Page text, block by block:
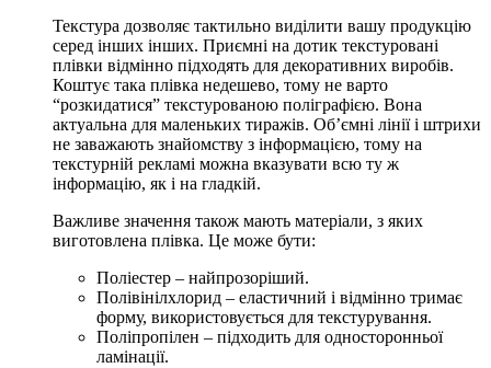
Текстура дозволяє тактильно виділити вашу продукцію
серед інших інших. Приємні на дотик текстуровані
плівки відмінно підходять для декоративних виробів.
Коштує така плівка недешево, тому не варто
“розкидатися” текстурованою поліграфією. Вона
актуальна для маленьких тиражів. Об’ємні лінії і штрихи
не заважають знайомству з інформацією, тому на
текстурній рекламі можна вказувати всю ту ж
інформацію, як і на гладкій.
Важливе значення також мають матеріали, з яких
виготовлена ​​плівка. Це може бути:
Поліестер – найпрозоріший.
Полівінілхлорид – еластичний і відмінно тримає
форму, використовується для текстурування.
Поліпропілен – підходить для односторонньої
ламінації.